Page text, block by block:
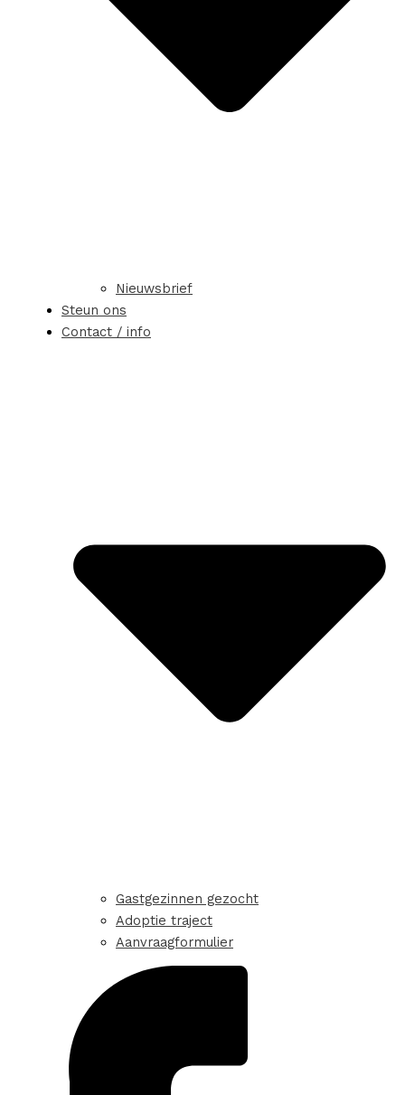
Nieuwsbrief
Steun ons
Contact / info
Gastgezinnen gezocht
Adoptie traject
Aanvraagformulier